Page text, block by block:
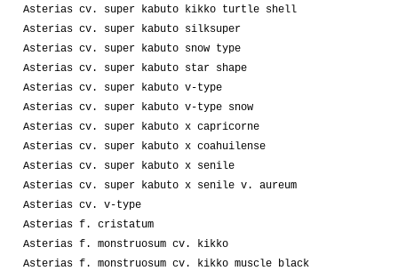
Asterias cv. super kabuto kikko turtle shell
Asterias cv. super kabuto silksuper
Asterias cv. super kabuto snow type
Asterias cv. super kabuto star shape
Asterias cv. super kabuto v-type
Asterias cv. super kabuto v-type snow
Asterias cv. super kabuto x capricorne
Asterias cv. super kabuto x coahuilense
Asterias cv. super kabuto x senile
Asterias cv. super kabuto x senile v. aureum
Asterias cv. v-type
Asterias f. cristatum
Asterias f. monstruosum cv. kikko
Asterias f. monstruosum cv. kikko muscle black